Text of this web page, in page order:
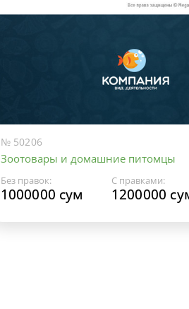
№ 50206
Зоотовары и домашние питомцы
Без правок:
1000000 сум
С правками:
1200000